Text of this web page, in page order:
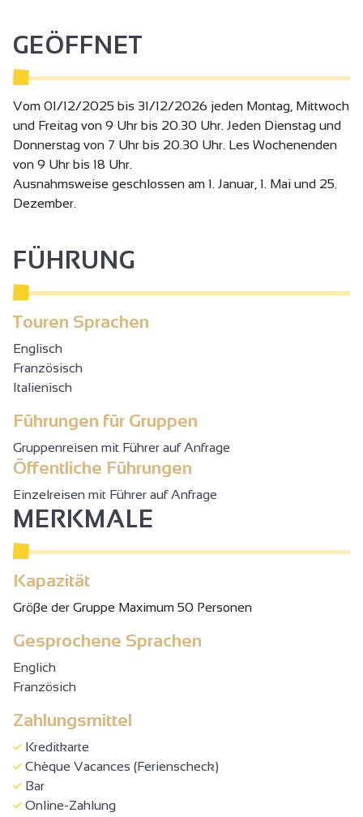
mit Geräten mit geführter und freier Belastung
Sie unsere Trainer für eine persönliche Einschätzung, um
gemeinsam Ihre Ziele zu erreichen.
Verfügbares Material: Fahrräder, Crosstrainer, Rudergerät,
Laufband, Inside, Sprossenwand, TRX Suspension
Training Course, Punchingball, Gewichte, etc.
Wir haben auch exklusiv das Schlankheitskonzept
Slimbelly, dessen Abonnement Zugang zum Cardio-Raum
Dynamische und gesellige Kurse, die von unseren
zertifizierten Lesmills-Trainern in einem modernen
Yoga, BodyAttack, Rückenschule, BodyBalance, BodyJam,
Pilates, Pilates Rückenprävention, Body Pump,
Zirkeltraining, RPM, CAF, usw. Sehen Sie sich unsere
Planung an!
GEÖFFNET
Vom 01/12/2025 bis 31/12/2026 jeden Montag, Mittwoch
und Freitag von 9 Uhr bis 20.30 Uhr. Jeden Dienstag und
Donnerstag von 7 Uhr bis 20.30 Uhr. Les Wochenenden
von 9 Uhr bis 18 Uhr.
Ausnahmsweise geschlossen am 1. Januar, 1. Mai und 25.
Dezember.
FÜHRUNG
Touren Sprachen
Englisch
Französisch
Italienisch
Führungen für Gruppen
Gruppenreisen mit Führer auf Anfrage
Öffentliche Führungen
Einzelreisen mit Führer auf Anfrage
MERKMALE
Kapazität
Gröβe der Gruppe Maximum 50 Personen
Gesprochene Sprachen
Englich
Französich
Zahlungsmittel
Kreditkarte
Chèque Vacances (Ferienscheck)
Bar
Online-Zahlung